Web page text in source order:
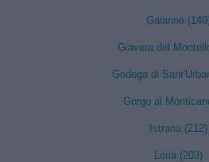
Gaiarine
Giavera del
Godega di
Gorgo al
Istrana (212)
Loria (203)